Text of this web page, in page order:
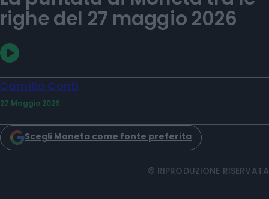
righe del 27 maggio 2026
Camilla Conti
27 Maggio 2026
Scegli Moneta come fonte preferita
© RIPRODUZIONE RISERVATA